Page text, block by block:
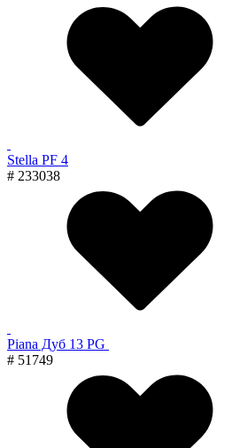
Stella PF 4
# 233038
Piana Дуб 13 PG
# 51749